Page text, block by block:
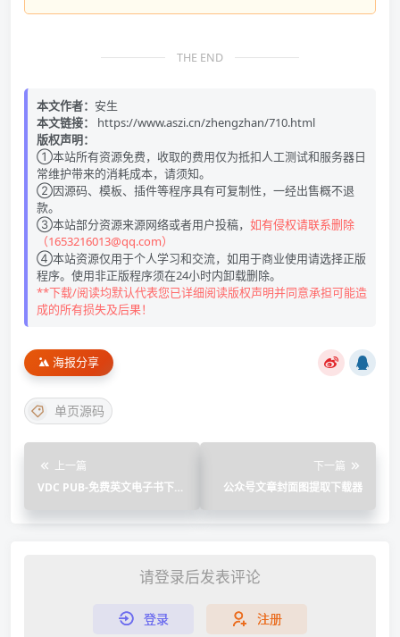
THE END
本文作者： 安生
本文链接：
https://www.aszi.cn/zhengzhan/710.html
版权声明：
①本站所有资源免费，收取的费用仅为抵扣人工测试和服务器日
常维护带来的消耗成本，请须知。
②因源码、模板、插件等程序具有可复制性，一经出售概不退
款。
③本站部分资源来源网络或者用户投稿， 如有侵权请联系删除
（1653216013@qq.com）
④本站资源仅用于个人学习和交流，如用于商业使用请选择正版
程序。使用非正版程序须在24小时内卸载删除。
**下载/阅读均默认代表您已详细阅读版权声明并同意承担可能造
成的所有损失及后果！
海报分享
单页源码
上一篇
VDC PUB-免费英文电子书下载
下一篇
公众号文章封面图提取下载器
请登录后发表评论
登录 注册